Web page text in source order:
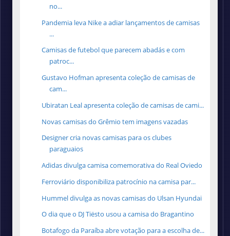
no...
Pandemia leva Nike a adiar lançamentos de camisas
...
Camisas de futebol que parecem abadás e com
patroc...
Gustavo Hofman apresenta coleção de camisas de
cam...
Ubiratan Leal apresenta coleção de camisas de cami...
Novas camisas do Grêmio tem imagens vazadas
Designer cria novas camisas para os clubes
paraguaios
Adidas divulga camisa comemorativa do Real Oviedo
Ferroviário disponibiliza patrocínio na camisa par...
Hummel divulga as novas camisas do Ulsan Hyundai
O dia que o DJ Tiësto usou a camisa do Bragantino
Botafogo da Paraíba abre votação para a escolha de...